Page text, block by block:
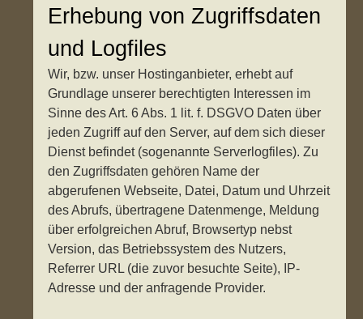
Erhebung von Zugriffsdaten
und Logfiles
Wir, bzw. unser Hostinganbieter, erhebt auf
Grundlage unserer berechtigten Interessen im
Sinne des Art. 6 Abs. 1 lit. f. DSGVO Daten über
jeden Zugriff auf den Server, auf dem sich dieser
Dienst befindet (sogenannte Serverlogfiles). Zu
den Zugriffsdaten gehören Name der
abgerufenen Webseite, Datei, Datum und Uhrzeit
des Abrufs, übertragene Datenmenge, Meldung
über erfolgreichen Abruf, Browsertyp nebst
Version, das Betriebssystem des Nutzers,
Referrer URL (die zuvor besuchte Seite), IP-
Adresse und der anfragende Provider.